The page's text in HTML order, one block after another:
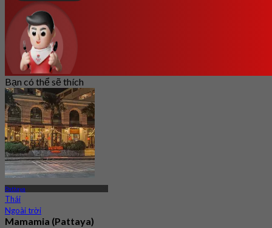
Bạn có thể sẽ thích
Pattaya
Thái
Ngoài trời
Mamamia (Pattaya)